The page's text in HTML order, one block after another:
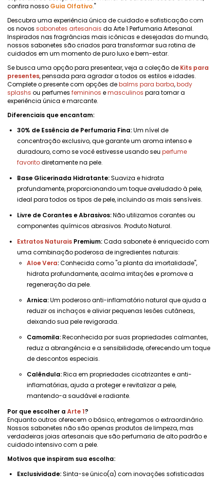
confira nosso Guia Olfativo."
Descubra uma experiência única de cuidado e sofisticação com
os novos sabonetes artesanais da Arte 1 Perfumaria Artesanal.
Inspirados nas fragrâncias mais icônicas e desejadas do mundo,
nossos sabonetes são criados para transformar sua rotina de
cuidados em um momento de puro luxo e bem-estar.
Se busca uma opção para presentear, veja a coleção de Kits para
presentes, pensada para agradar a todos os estilos e idades.
Complete o presente com opções debalms para barba,body
splashs ou perfumes femininos emasculinos para tornar a
experiência única e marcante.
Diferenciais que encantam:
30% de Essência de Perfumaria Fina:Um nível de
concentração exclusivo, que garante um aroma intenso e
duradouro, como se você estivesse usando seu perfume
favoritodiretamente na pele.
Base Glicerinada Hidratante:Suaviza e hidrata
profundamente, proporcionando um toque aveludado à pele,
ideal para todos os tipos de pele, incluindo as mais sensíveis.
Livre de Corantes e Abrasivos:Não utilizamos corantes ou
componentes químicos abrasivos. Produto Natural.
Extratos Naturais Premium:Cada sabonete é enriquecido com
uma combinação poderosa de ingredientes naturais:
Aloe Vera:Conhecida como "a planta da imortalidade",
hidrata profundamente, acalma irritações e promove a
regeneração da pele.
Arnica:Um poderoso anti-inflamatório natural que ajuda a
reduzir os inchaços e aliviar pequenas lesões cutâneas,
deixando sua pele revigorada.
Camomila:Reconhecida por suas propriedades calmantes,
reduz a abrangência e a sensibilidade, oferecendo um toque
de descontos especiais.
Calêndula:Rica em propriedades cicatrizantes e anti-
inflamatórias, ajuda a proteger e revitalizar a pele,
mantendo-a saudável e radiante.
Por que escolher a Arte 1?
Enquanto outros oferecem o básico, entregamos o extraordinário.
Nossos sabonetes não são apenas produtos de limpeza, mas
verdadeiras joias artesanais que são perfumaria de alto padrão e
cuidado intensivo com a pele.
Motivos que inspiram sua escolha:
Exclusividade:Sinta-se único(a) com inovações sofisticadas